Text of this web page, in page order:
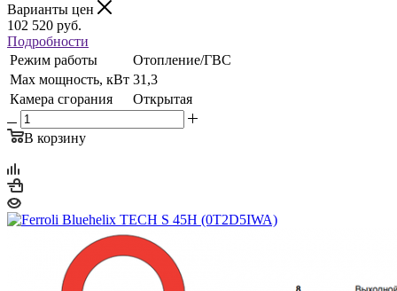
Варианты цен
102 520 руб.
Подробности
Режим работы
Отопление/ГВС
Max мощность, кВт 31,3
Камера сгорания
Открытая
В корзину